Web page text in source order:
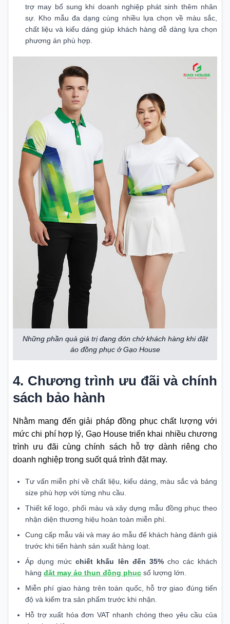
trợ may bổ sung khi doanh nghiệp phát sinh thêm nhân
sự. Kho mẫu đa dạng cùng nhiều lựa chọn về màu sắc,
chất liệu và kiểu dáng giúp khách hàng dễ dàng lựa chọn
phương án phù hợp.
Những phần quà giá trị đang đón chờ khách hàng khi đặt
áo đồng phục ở Gạo House
4. Chương trình ưu đãi và chính
sách bảo hành
Nhằm mang đến giải pháp đồng phục chất lượng với
mức chi phí hợp lý, Gạo House triển khai nhiều chương
trình ưu đãi cùng chính sách hỗ trợ dành riêng cho
doanh nghiệp trong suốt quá trình đặt may.
Tư vấn miễn phí về chất liệu, kiểu dáng, màu sắc và bảng
size phù hợp với từng nhu cầu.
Thiết kế logo, phối màu và xây dựng mẫu đồng phục theo
nhận diện thương hiệu hoàn toàn miễn phí.
Cung cấp mẫu vải và may áo mẫu để khách hàng đánh giá
trước khi tiến hành sản xuất hàng loạt.
Áp dụng mứcchiết khấu lên đến 35%cho các khách
hàng đặt may áo thun đồng phục số lượng lớn.
Miễn phí giao hàng trên toàn quốc, hỗ trợ giao đúng tiến
độ và kiểm tra sản phẩm trước khi nhận.
Hỗ trợ xuất hóa đơn VAT nhanh chóng theo yêu cầu của